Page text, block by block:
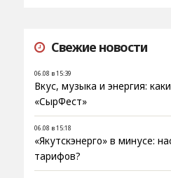
Свежие новости
06.08 в 15:39
Вкус, музыка и энергия:
«СырФест»
06.08 в 15:18
«Якутскэнерго» в минусе:
тарифов?